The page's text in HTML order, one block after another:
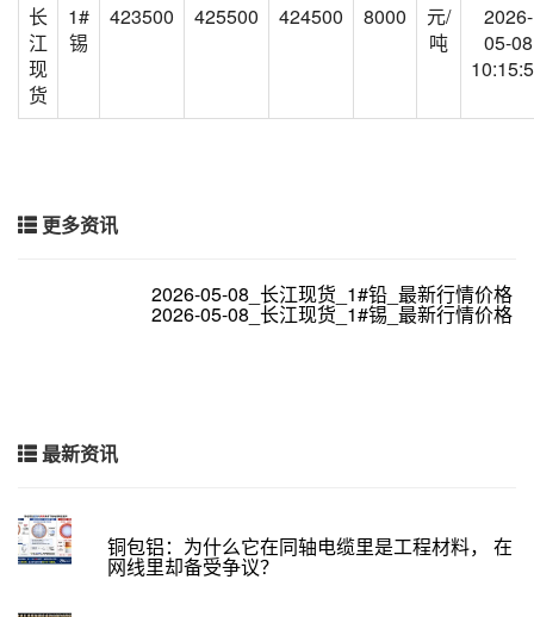
长
江
现
货
1#
锡
423500 425500 424500 8000
元/
吨
2026-
05-08
更多资讯
2026-05-08_长江现货_1#铅_最新行情价格
2026-05-08_长江现货_1#锡_最新行情价格
最新资讯
铜包铝：为什么它在同轴电缆里是工程材料， 在
网线里却备受争议？